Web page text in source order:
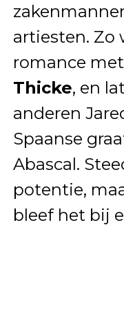
artiesten. Zo
romance
Thicke, en
anderen
Spaanse
Abascal.
potentie,
bleef het bij